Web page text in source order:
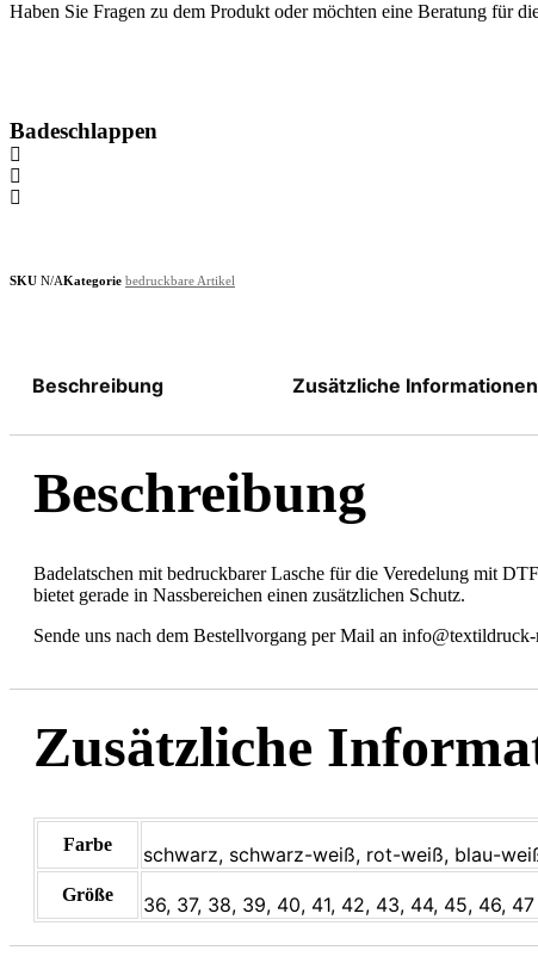
Haben Sie Fragen zu dem Produkt oder möchten eine Beratung für
Badeschlappen
SKU N/AKategorie bedruckbare Artikel
Beschreibung Zusätzliche Informationen
Beschreibung
Badelatschen mit bedruckbarer Lasche für die Veredelung mit
bietet gerade in Nassbereichen einen zusätzlichen Schutz.
Sende uns nach dem Bestellvorgang per Mail an
Zusätzliche
Farbe schwarz, schwarz-weiß, rot-weiß, blau-
Größe 36, 37, 38, 39, 40, 41, 42, 43, 44, 45, 46, 47